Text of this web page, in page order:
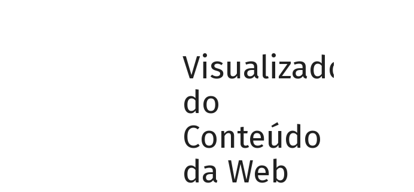
Visualizador
do
Conteúdo
da Web